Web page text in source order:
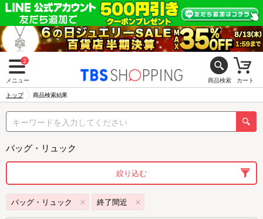
2
メニュー 商品検索 カート
トップ 商品検索結果
バッグ・リュック
絞り込む
バッグ・リュック 終了間近